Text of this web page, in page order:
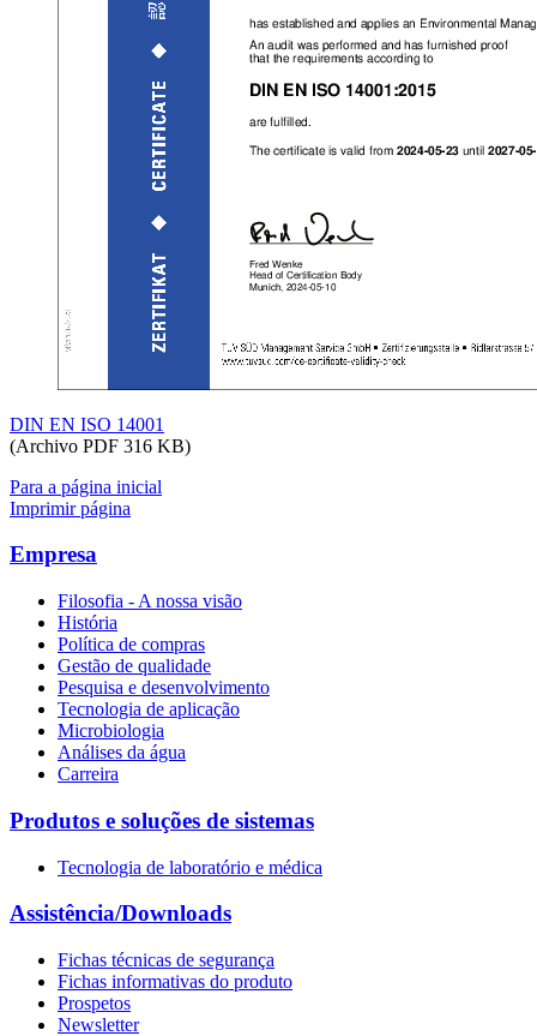
DIN EN ISO 14001
(Archivo PDF 316 KB)
Para a página inicial
Imprimir página
Empresa
Filosofia - A nossa visão
História
Política de compras
Gestão de qualidade
Pesquisa e desenvolvimento
Tecnologia de aplicação
Microbiologia
Análises da água
Carreira
Produtos e soluções de sistemas
Tecnologia de laboratório e médica
Assistência/Downloads
Fichas técnicas de segurança
Fichas informativas do produto
Prospetos
Newsletter